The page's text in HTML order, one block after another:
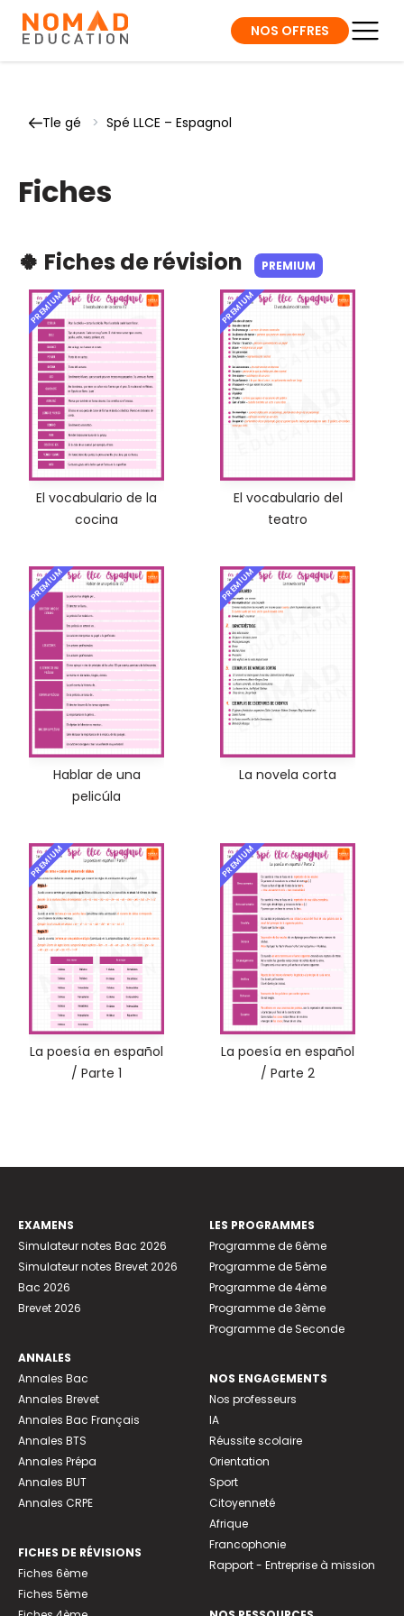
NOS OFFRES
Tle gé > Spé LLCE – Espagnol
Fiches
🍀 Fiches de révision PREMIUM
PREMIUM
El vocabulario de la
cocina
PREMIUM
El vocabulario del
teatro
PREMIUM
Hablar de una
pelicúla
PREMIUM
La novela corta
PREMIUM
La poesίa en español
/ Parte 1
PREMIUM
La poesίa en español
/ Parte 2
EXAMENS
Simulateur notes Bac 2026
Simulateur notes Brevet 2026
Bac 2026
Brevet 2026
ANNALES
Annales Bac
Annales Brevet
Annales Bac Français
Annales BTS
Annales Prépa
Annales BUT
Annales CRPE
FICHES DE RÉVISIONS
Fiches 6ème
Fiches 5ème
LES PROGRAMMES
Programme de 6ème
Programme de 5ème
Programme de 4ème
Programme de 3ème
Programme de Seconde
NOS ENGAGEMENTS
Nos professeurs
IA
Réussite scolaire
Orientation
Sport
Citoyenneté
Afrique
Francophonie
Rapport - Entreprise à mission